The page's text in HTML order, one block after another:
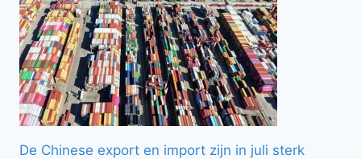
De Chinese export en import zijn in juli sterk